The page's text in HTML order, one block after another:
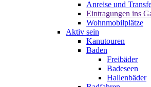
Anreise und
Eintragungen ins
Wohnmobilplätze
Aktiv sein
Kanutouren
Baden
Freibäder
Badeseen
Hallenbäder